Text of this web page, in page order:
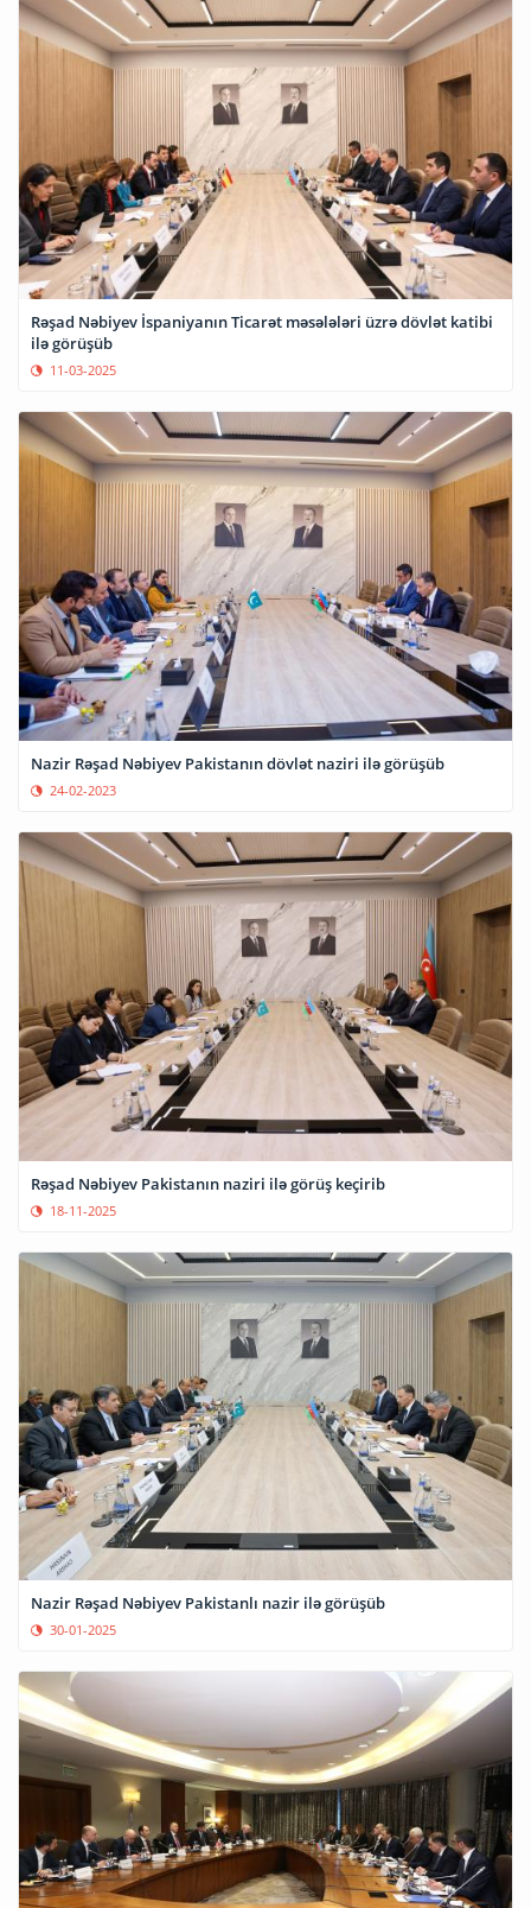
Rəşad Nəbiyev İspaniyanın Ticarət məsələləri üzrə dövlət katibi
ilə görüşüb
11-03-2025
Nazir Rəşad Nəbiyev Pakistanın dövlət naziri ilə görüşüb
24-02-2023
Rəşad Nəbiyev Pakistanın naziri ilə görüş keçirib
18-11-2025
Nazir Rəşad Nəbiyev Pakistanlı nazir ilə görüşüb
30-01-2025